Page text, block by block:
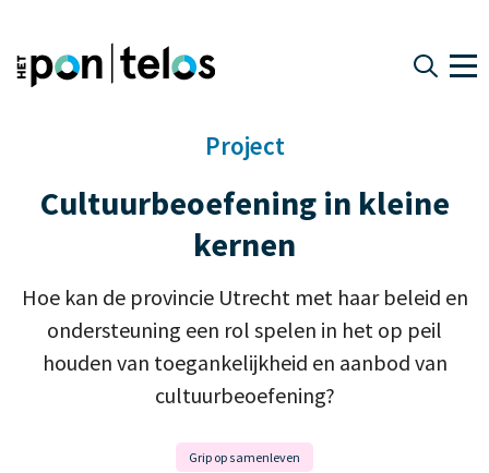
Project
Cultuurbeoefening in kleine
kernen
Hoe kan de provincie Utrecht met haar beleid en
ondersteuning een rol spelen in het op peil
houden van toegankelijkheid en aanbod van
cultuurbeoefening?
Grip op samenleven